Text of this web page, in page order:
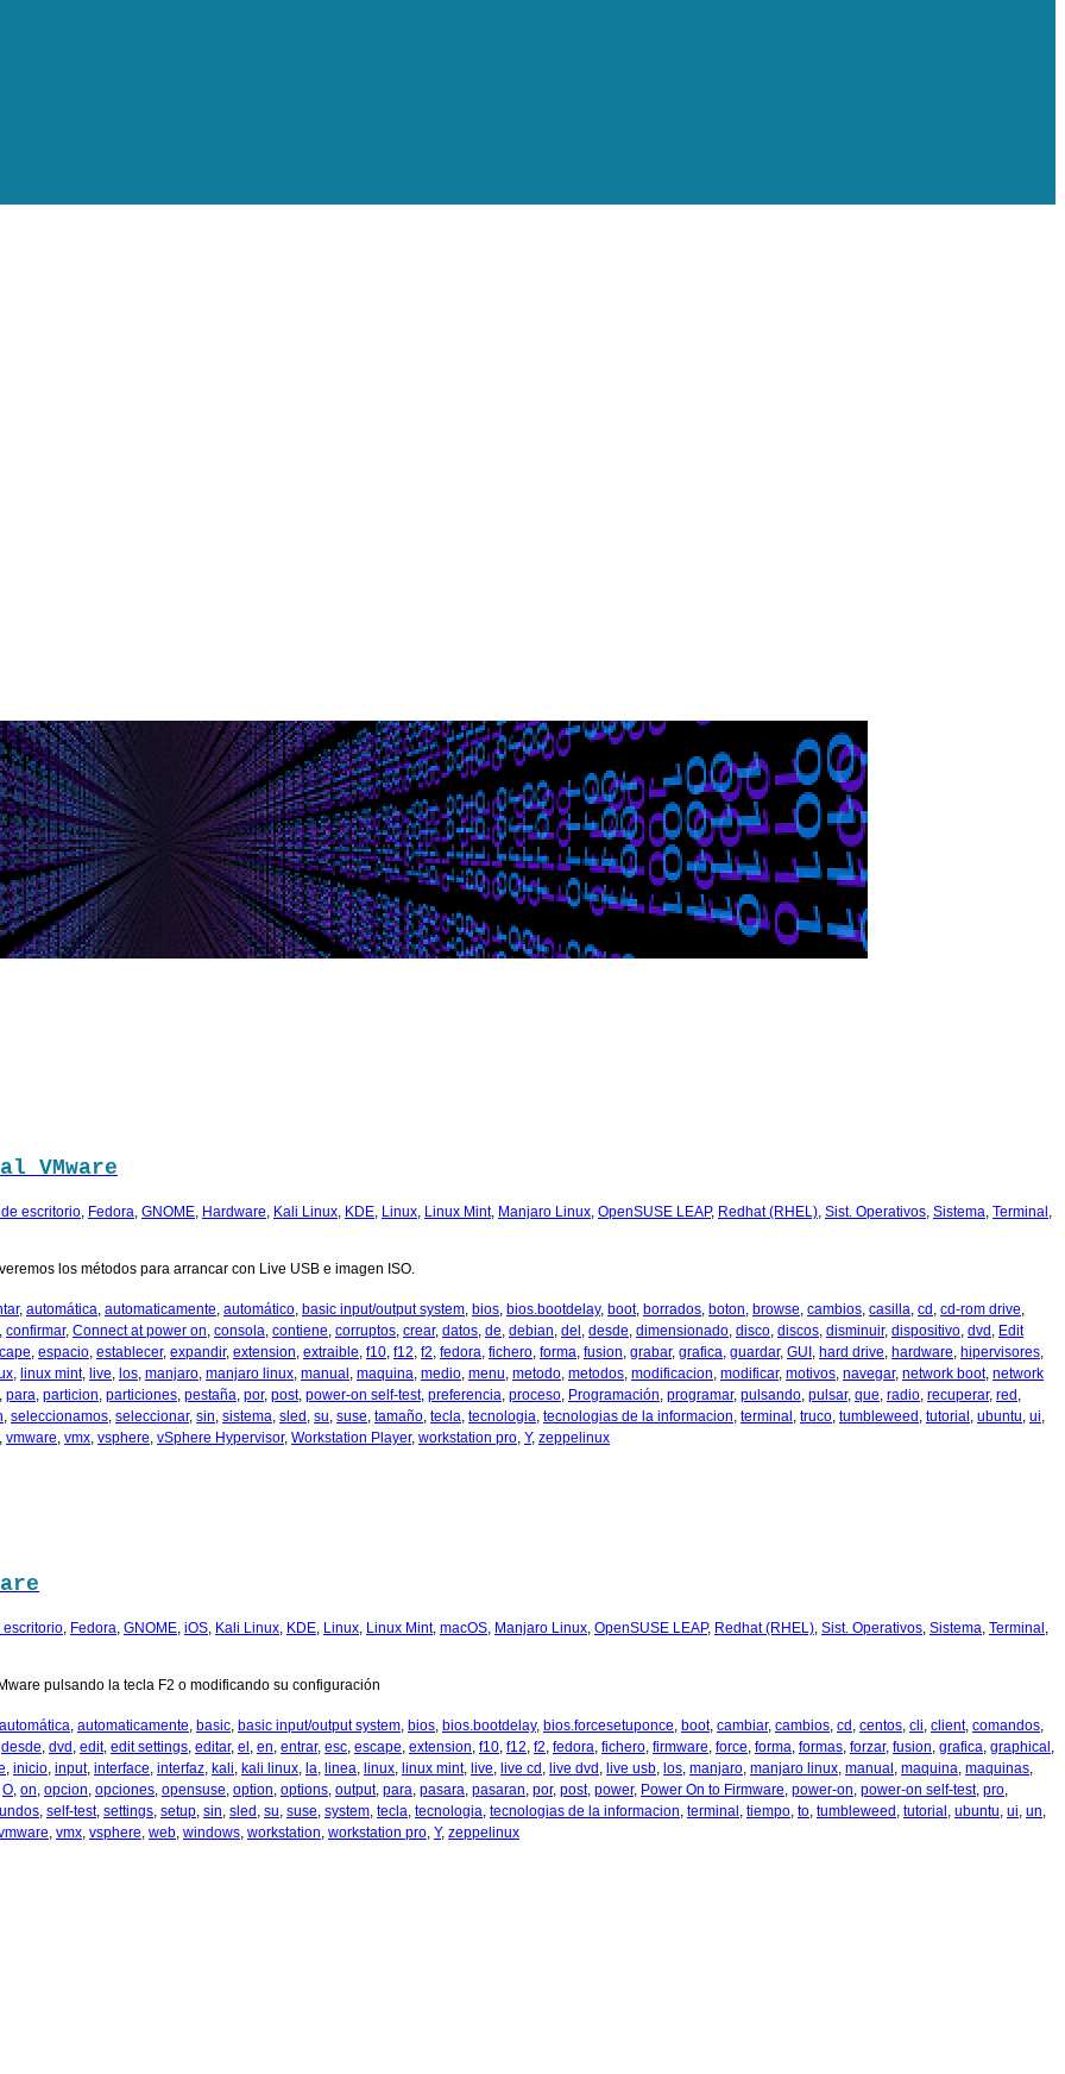
VMware
escritorio, Fedora, GNOME, Hardware, Kali Linux, KDE, Linux, Linux Mint, Manjaro Linux, OpenSUSE LEAP, Redhat (RHEL), Sist. Operativos, Sistema, Terminal ,
los métodos para arrancar con Live USB e imagen ISO.
, automática, automaticamente, automático, basic input/output system, bios, bios.bootdelay, boot, borrados, boton, browse, cambios, casilla, cd , cd-rom drive,
, confirmar, Connect at power on, consola, contiene, corruptos, crear, datos, de, debian, del , desde, dimensionado, disco, discos, disminuir, dispositivo, dvd , Edit
, espacio, establecer, expandir, extension, extraible, f10, f12, f2, fedora, fichero, forma, fusion, grabar, grafica, guardar, GUI , hard drive, hardware, hipervisores,
, linux mint, live, los, manjaro, manjaro linux, manual , maquina, medio, menu, metodo, metodos, modificacion, modificar, motivos, navegar, network boot, network
, para, particion, particiones, pestaña, por, post, power-on self-test, preferencia, proceso, Programación, programar, pulsando, pulsar, que, radio, recuperar, red ,
, seleccionamos, seleccionar, sin, sistema, sled , su, suse, tamaño, tecla, tecnologia, tecnologias de la informacion, terminal , truco, tumbleweed , tutorial , ubuntu, ui,
, vmware, vmx, vsphere, vSphere Hypervisor, Workstation Player, workstation pro, Y, zeppelinux
escritorio, Fedora, GNOME, iOS, Kali Linux, KDE, Linux, Linux Mint, macOS, Manjaro Linux, OpenSUSE LEAP, Redhat (RHEL), Sist. Operativos, Sistema, Terminal ,
pulsando la tecla F2 o modificando su configuración
automática, automaticamente, basic, basic input/output system, bios, bios.bootdelay, bios.forcesetuponce, boot, cambiar, cambios, cd , centos, cli, client, comandos,
desde, dvd , edit, edit settings, editar, el , en, entrar, esc, escape, extension, f10, f12, f2, fedora, fichero, firmware, force, forma, formas, forzar, fusion, grafica, graphical ,
, inicio, input, interface, interfaz, kali, kali linux, la, linea, linux, linux mint, live, live cd , live dvd , live usb, los, manjaro, manjaro linux, manual , maquina, maquinas,
O, on, opcion, opciones, opensuse, option, options, output, para, pasara, pasaran, por, post, power, Power On to Firmware, power-on, power-on self-test, pro,
, self-test, settings, setup, sin, sled , su, suse, system, tecla, tecnologia, tecnologias de la informacion, terminal , tiempo, to, tumbleweed , tutorial , ubuntu, ui, un,
, vmx, vsphere, web, windows, workstation, workstation pro, Y, zeppelinux